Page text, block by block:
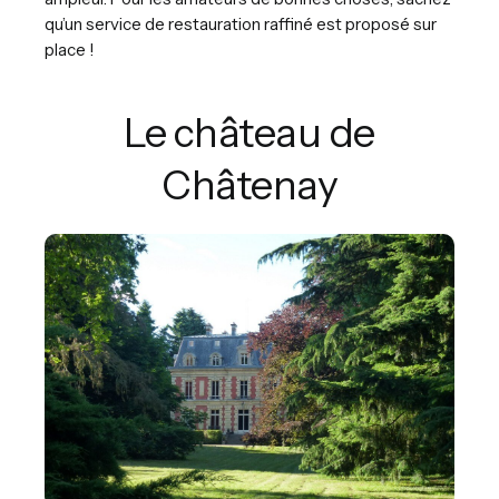
qu’un service de restauration raffiné est proposé sur
place !
Le château de
Châtenay